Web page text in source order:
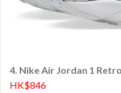
4. Nike Air Jordan 1
HK$846